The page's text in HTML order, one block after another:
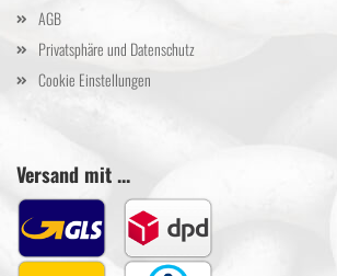
AGB
Privatsphäre und Datenschutz
Cookie Einstellungen
Versand mit ...